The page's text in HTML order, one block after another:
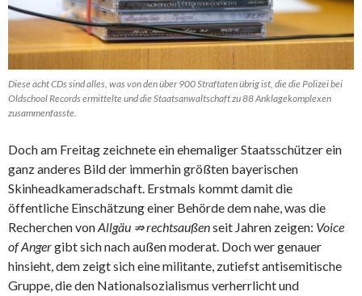
Diese acht CDs sind alles, was von den über 900 Straftaten übrig ist, die die Polizei bei
Oldschool Records ermittelte und die Staatsanwaltschaft zu 88 Anklagekomplexen
zusammenfasste.
Doch am Freitag zeichnete ein ehemaliger Staatsschützer ein
ganz anderes Bild der immerhin größten bayerischen
Skinheadkameradschaft. Erstmals kommt damit die
öffentliche Einschätzung einer Behörde dem nahe, was die
Recherchen vonAllgäu ⇏ rechtsaußenseit Jahren zeigen: Voice
of Angergibt sich nach außen moderat. Doch wer genauer
hinsieht, dem zeigt sich eine militante, zutiefst antisemitische
Gruppe, die den Nationalsozialismus verherrlicht und